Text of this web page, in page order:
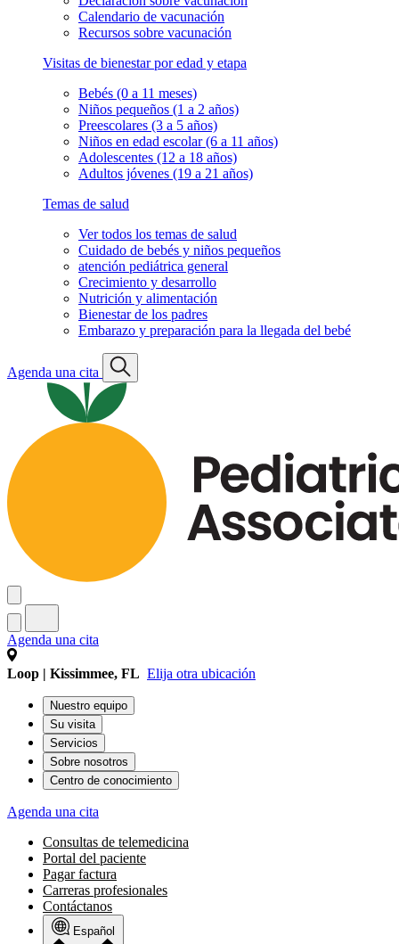
Calendario de vacunación
Recursos sobre vacunación
Visitas de bienestar por edad y etapa
Bebés (0 a 11 meses)
Niños pequeños (1 a 2 años)
Preescolares (3 a 5 años)
Niños en edad escolar (6 a 11 años)
Adolescentes (12 a 18 años)
Adultos jóvenes (19 a 21 años)
Temas de salud
Ver todos los temas de salud
Cuidado de bebés y niños pequeños
atención pediátrica general
Crecimiento y desarrollo
Nutrición y alimentación
Bienestar de los padres
Embarazo y preparación para la llegada del bebé
Agenda una cita
Agenda una cita
Loop | Kissimmee, FL Elija otra ubicación
Nuestro equipo
Su visita
Servicios
Sobre nosotros
Centro de conocimiento
Agenda una cita
Consultas de telemedicina
Portal del paciente
Pagar factura
Carreras profesionales
Contáctanos
Español